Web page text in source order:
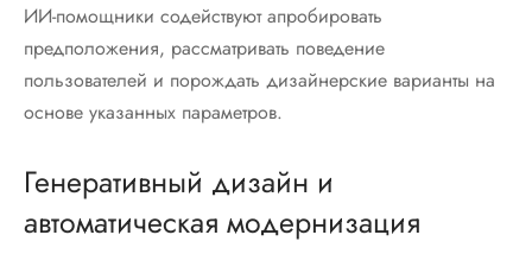
ИИ-помощники содействуют апробировать
предположения, рассматривать поведение
пользователей и порождать дизайнерские варианты на
основе указанных параметров.
Генеративный дизайн и
автоматическая модернизация